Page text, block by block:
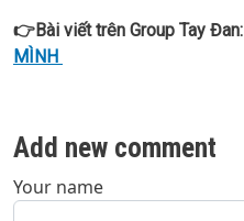
👉Bài viết trên Group Tay Đan:
MÌNH
Add new comment
Your name